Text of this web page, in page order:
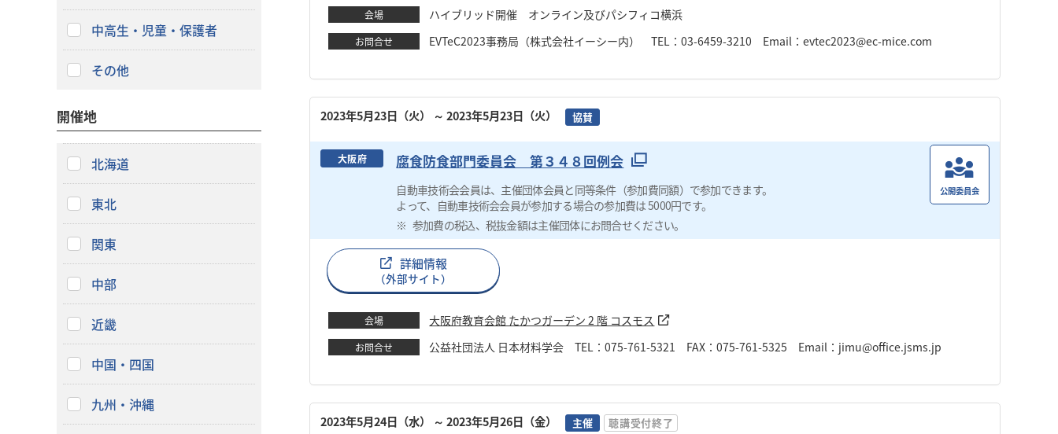
会場 ハイブリッド開催 オンライン及びパシフィコ横浜
お問合せ EVTeC2023事務局（株式会社イーシー内） TEL：03-6459-3210 Email：evtec2023@ec-mice.com
2023年5月23日（火） ～ 2023年5月23日（火） 協賛
大阪府 腐食防食部門委員会 第３４８回例会
自動車技術会会員は、主催団体会員と同等条件（参加費同額）で参加できます。
よって、自動車技術会会員が参加する場合の参加費は 5000円です。
参加費の税込、税抜金額は主催団体にお問合せください。
公開委員会
詳細情報
（外部サイト）
会場 大阪府教育会館 たかつガーデン 2 階 コスモス
お問合せ 公益社団法人 日本材料学会 TEL：075-761-5321 FAX：075-761-5325 Email：jimu@office.jsms.jp
2023年5月24日（水） ～ 2023年5月26日（金） 主催 聴講受付終了
中高生・児童・保護者
その他
開催地
北海道
東北
関東
中部
近畿
中国・四国
九州・沖縄